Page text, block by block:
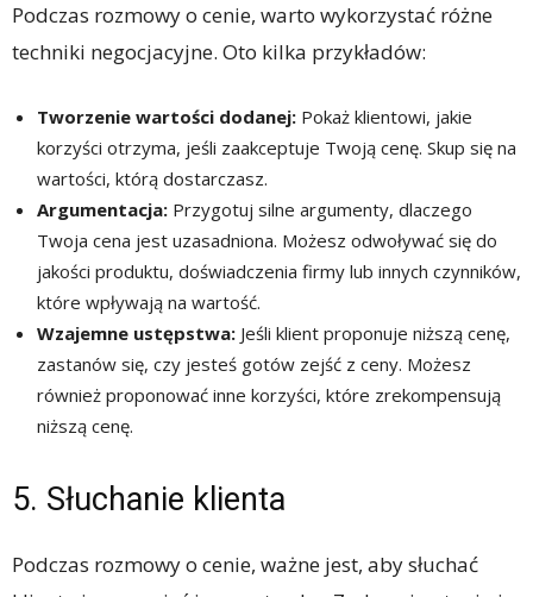
Podczas rozmowy o cenie, warto wykorzystać różne
techniki negocjacyjne. Oto kilka przykładów:
Tworzenie wartości dodanej: Pokaż klientowi, jakie
korzyści otrzyma, jeśli zaakceptuje Twoją cenę. Skup się na
wartości, którą dostarczasz.
Argumentacja: Przygotuj silne argumenty, dlaczego
Twoja cena jest uzasadniona. Możesz odwoływać się do
jakości produktu, doświadczenia firmy lub innych czynników,
które wpływają na wartość.
Wzajemne ustępstwa: Jeśli klient proponuje niższą cenę,
zastanów się, czy jesteś gotów zejść z ceny. Możesz
również proponować inne korzyści, które zrekompensują
niższą cenę.
5. Słuchanie klienta
Podczas rozmowy o cenie, ważne jest, aby słuchać